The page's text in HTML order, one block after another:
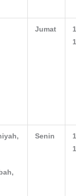
Jumat
Senin